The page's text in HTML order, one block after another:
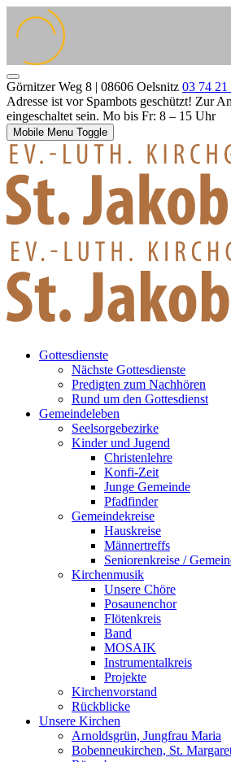
Görnitzer Weg 8 | 08606 Oelsnitz 03 74 21
Adresse ist vor Spambots geschützt! Zur
eingeschaltet sein. Mo bis Fr: 8 – 15 Uhr
Mobile Menu Toggle
Gottesdienste
Nächste Gottesdienste
Predigten zum Nachhören
Rund um den Gottesdienst
Gemeindeleben
Seelsorgebezirke
Kinder und Jugend
Christenlehre
Konfi-Zeit
Junge Gemeinde
Pfadfinder
Gemeindekreise
Hauskreise
Männertreffs
Seniorenkreise /
Kirchenmusik
Unsere Chöre
Posaunenchor
Flötenkreis
Band
MOSAIK
Instrumentalkreis
Projekte
Kirchenvorstand
Rückblicke
Unsere Kirchen
Arnoldsgrün, Jungfrau Maria
Bobenneukirchen, St.